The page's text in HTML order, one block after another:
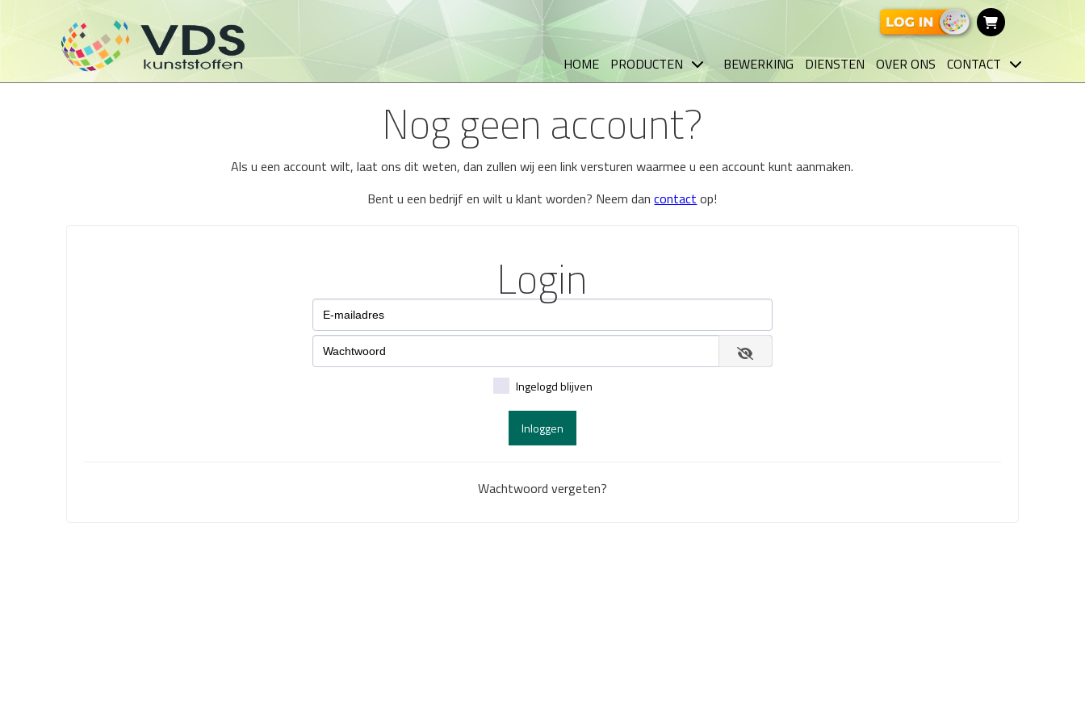
HOME PRODUCTEN BEWERKING DIENSTEN OVER ONS CONTACT
Nog geen account?
Als u een account wilt, laat ons dit weten, dan zullen wij een link versturen waarmee u een account kunt aanmaken.
Bent u een bedrijf en wilt u klant worden? Neem dancontact op!
Login
Ingelogd blijven
Inloggen
Wachtwoord vergeten?